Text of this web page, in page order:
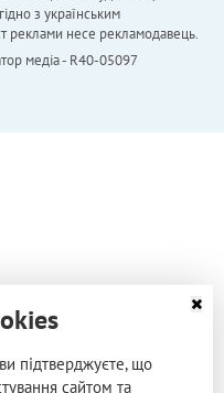
з українським
реклами несе рекламодавець.
медіа - R40-05097
підтверджуєте, що
сайтом та